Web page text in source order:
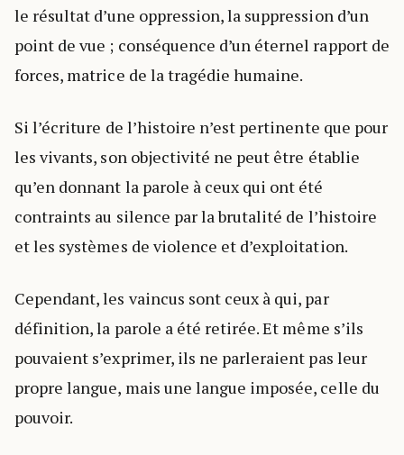
le résultat d’une oppression, la suppression d’un
point de vue ; conséquence d’un éternel rapport de
forces, matrice de la tragédie humaine.
Si l’écriture de l’histoire n’est pertinente que pour
les vivants, son objectivité ne peut être établie
qu’en donnant la parole à ceux qui ont été
contraints au silence par la brutalité de l’histoire
et les systèmes de violence et d’exploitation.
Cependant, les vaincus sont ceux à qui, par
définition, la parole a été retirée. Et même s’ils
pouvaient s’exprimer, ils ne parleraient pas leur
propre langue, mais une langue imposée, celle du
pouvoir.